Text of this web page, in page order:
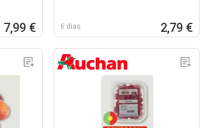
7,99 € 6 dias 2,79 €